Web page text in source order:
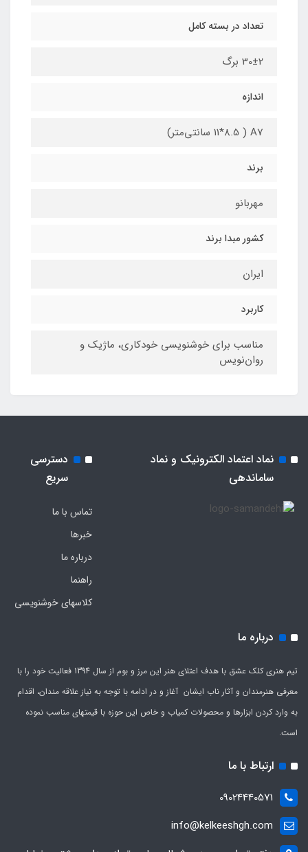
تعداد در بسته کامل
30±2 برگ
اندازه
A7 ( 11*8.5 سانتی‌متر)
برند
مهربانو
کشور مبدا برند
ایران
کاربرد
مناسب برای خوشنویسی خودکاری، ماژیک و
روان‌نویس
نماد اعتماد الکترونیک و نماد
ساماندهی
دسترسی
سریع
تماس با ما
خبرها
درباره ما
راهنما
کلاسهای خوشنویسی
درباره ما
تیم هنری کلک عشق با هدف اعتلای هنر این مرز و بوم از سال 1394 فعالیت خود را با
معرفی هنرمندان و آثار ناب ایشان آغاز و در ادامه با توجه به نیاز علاقه مندان، اقدام
به وارد کردن ابزارها و محصولات کمیاب و خاص این حوزه با قیمتهای مناسب نموده
است.
ارتباط با ما
09024440571
info@kelkeeshgh.com